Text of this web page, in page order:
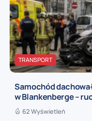
TRANSPORT
Samochód
w Blankenberge –
62 Wyświetleń